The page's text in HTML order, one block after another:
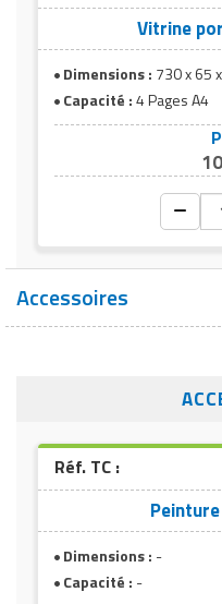
Vitrine
Dimensions : 730 x 65
Capacité :4 Pages A4
Accessoires
Réf. TC :
Dimensions : -
Capacité : -